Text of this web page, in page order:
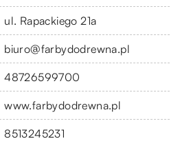
ul. Rapackiego 21a
biuro@farbydodrewna.pl
48726599700
www.farbydodrewna.pl
8513245231